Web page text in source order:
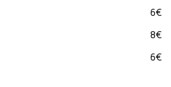
6€
8€
6€